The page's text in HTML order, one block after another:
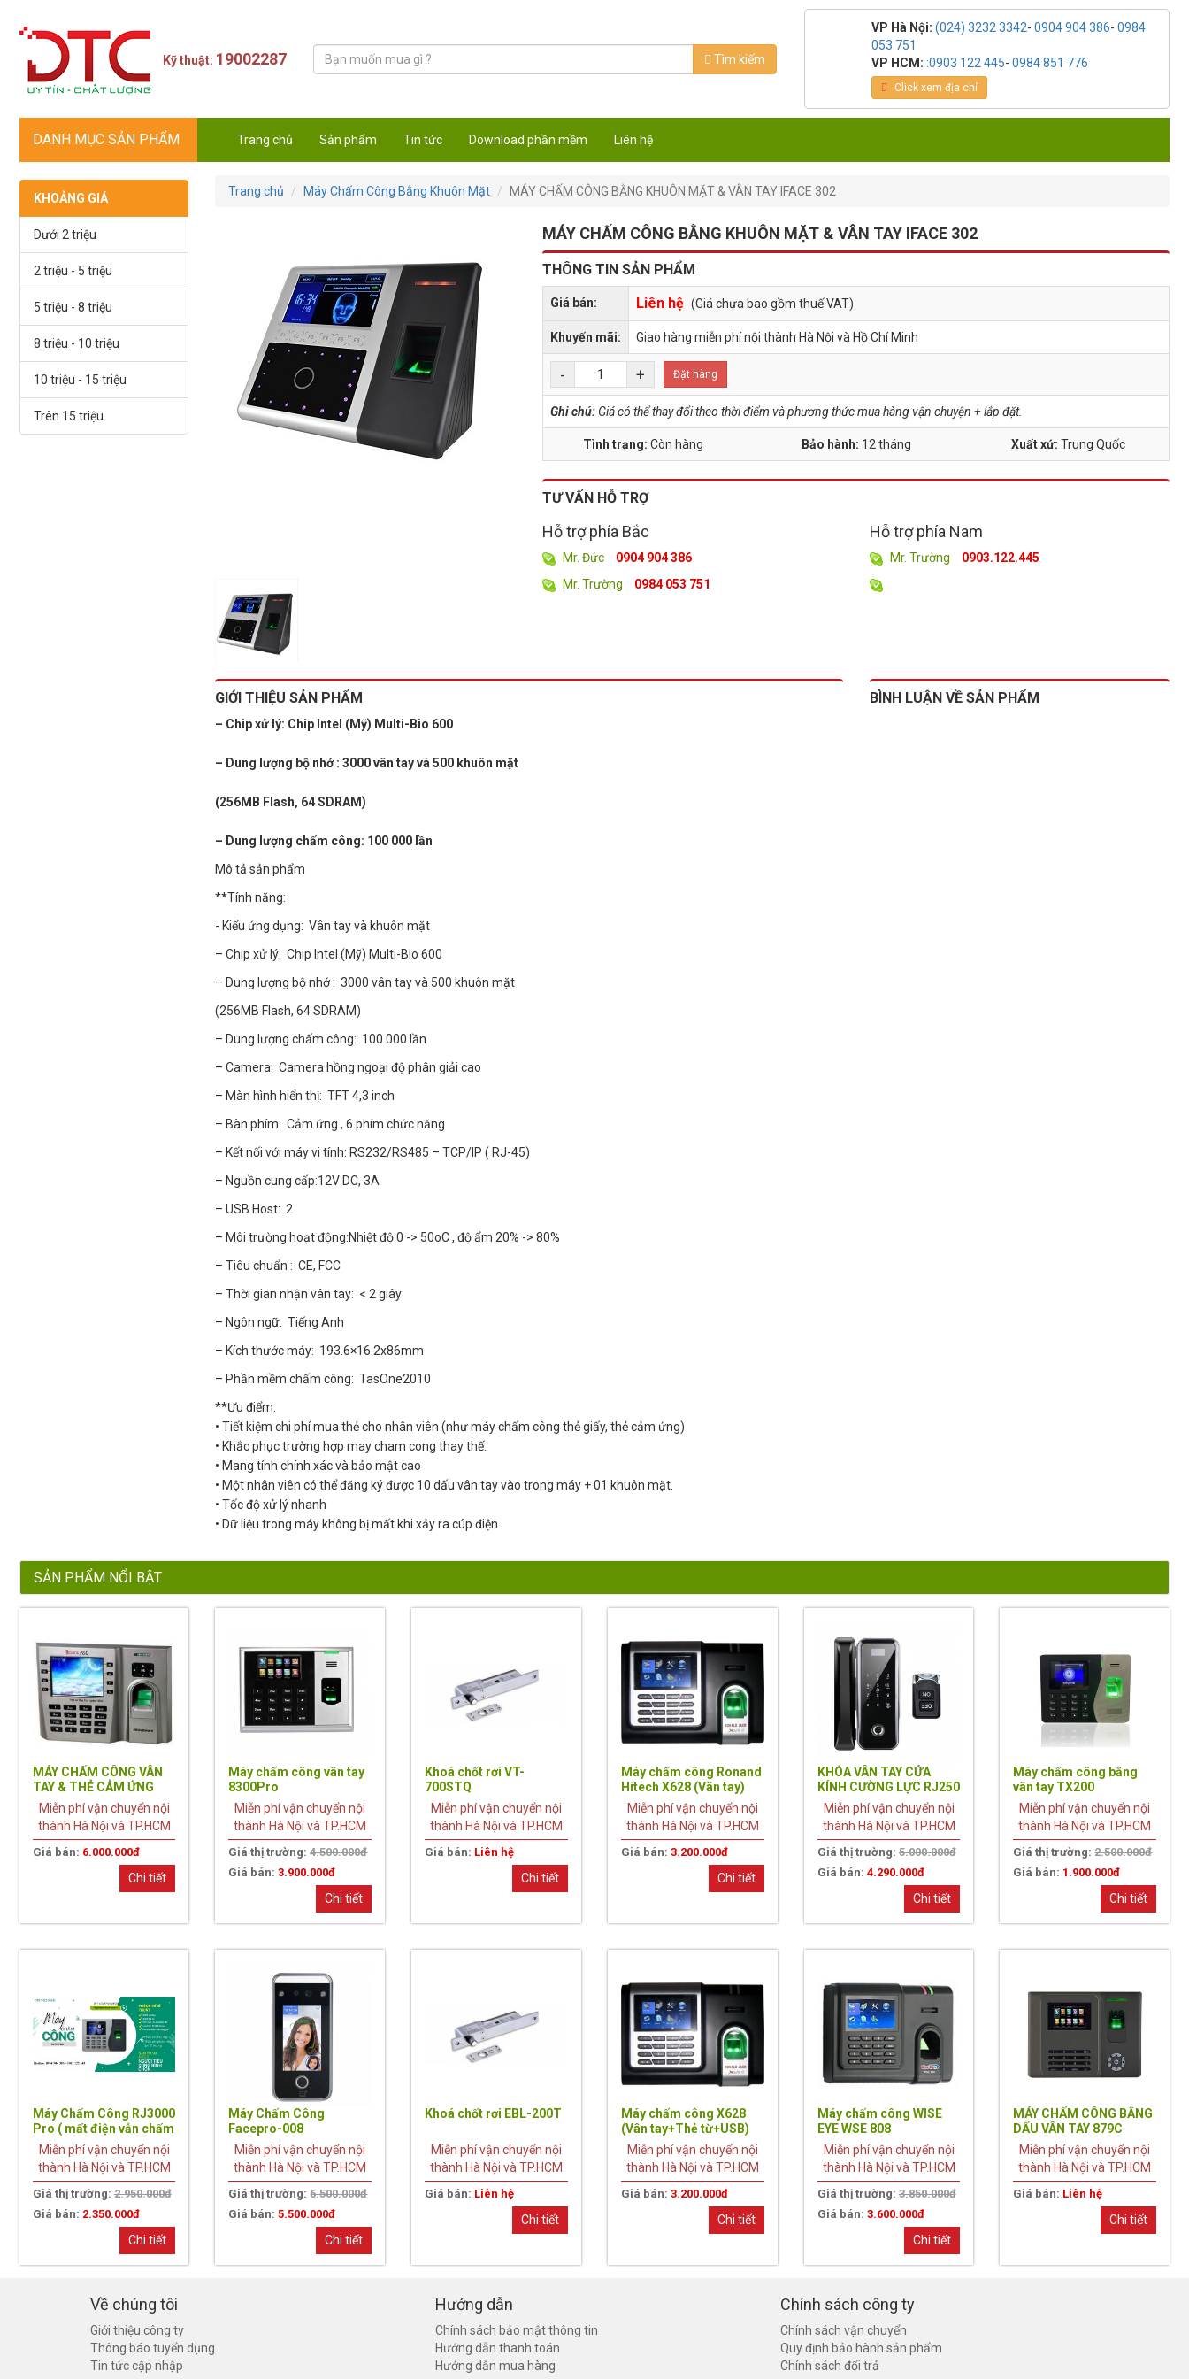
Kỹ thuật: 19002287 Tìm kiếm
VP Hà Nội: (024) 3232 3342- 0904 904 386- 0984
053 751
VP HCM: :0903 122 445- 0984 851 776
Click xem địa chỉ
DANH MỤC SẢN PHẨM Trang chủ Sản phẩm Tin tức Download phần mềm Liên hệ
KHOẢNG GIÁ
Dưới 2 triệu
2 triệu - 5 triệu
5 triệu - 8 triệu
8 triệu - 10 triệu
10 triệu - 15 triệu
Trên 15 triệu
Trang chủ Máy Chấm Công Bằng Khuôn Mặt MÁY CHẤM CÔNG BẰNG KHUÔN MẶT & VÂN TAY IFACE 302
MÁY CHẤM CÔNG BẰNG KHUÔN MẶT & VÂN TAY IFACE 302
THÔNG TIN SẢN PHẨM
Giá bán: Liên hệ (Giá chưa bao gồm thuế VAT)
Khuyến mãi: Giao hàng miễn phí nội thành Hà Nội và Hồ Chí Minh
- + Đặt hàng
Ghi chú: Giá có thể thay đổi theo thời điểm và phương thức mua hàng vận chuyện + lắp đặt.
Tình trạng:Còn hàng Bảo hành: 12 tháng Xuất xứ:Trung Quốc
TƯ VẤN HỖ TRỢ
Hỗ trợ phía Bắc
Mr. Đức
0904 904 386
Mr. Trường
0984 053 751
Hỗ trợ phía Nam
Mr. Trường 0903.122.445
GIỚI THIỆU SẢN PHẨM
– Chip xử lý: Chip Intel (Mỹ) Multi-Bio 600
– Dung lượng bộ nhớ : 3000 vân tay và 500 khuôn mặt
(256MB Flash, 64 SDRAM)
– Dung lượng chấm công: 100 000 lần
Mô tả sản phẩm
**Tính năng:
- Kiểu ứng dụng: Vân tay và khuôn mặt
– Chip xử lý: Chip Intel (Mỹ) Multi-Bio 600
– Dung lượng bộ nhớ : 3000 vân tay và 500 khuôn mặt
(256MB Flash, 64 SDRAM)
– Dung lượng chấm công: 100 000 lần
– Camera: Camera hồng ngoại độ phân giải cao
– Màn hình hiển thị: TFT 4,3 inch
– Bàn phím: Cảm ứng , 6 phím chức năng
– Kết nối với máy vi tính: RS232/RS485 – TCP/IP ( RJ-45)
– Nguồn cung cấp:12V DC, 3A
– USB Host: 2
– Môi trường hoạt động:Nhiệt độ 0 -> 50oC , độ ẩm 20% -> 80%
– Tiêu chuẩn : CE, FCC
– Thời gian nhận vân tay: < 2 giây
– Ngôn ngữ: Tiếng Anh
– Kích thước máy: 193.6×16.2x86mm
– Phần mềm chấm công: TasOne2010
**Ưu điểm:
• Tiết kiệm chi phí mua thẻ cho nhân viên (như máy chấm công thẻ giấy, thẻ cảm ứng)
• Khắc phục trường hợp may cham cong thay thế.
• Mang tính chính xác và bảo mật cao
• Một nhân viên có thể đăng ký được 10 dấu vân tay vào trong máy + 01 khuôn mặt.
• Tốc độ xử lý nhanh
• Dữ liệu trong máy không bị mất khi xảy ra cúp điện.
BÌNH LUẬN VỀ SẢN PHẨM
SẢN PHẨM NỔI BẬT
MÁY CHẤM CÔNG VÂN
TAY & THẺ CẢM ỨNG
ICLOCK 260
Miễn phí vận chuyển nội
thành Hà Nội và TP.HCM
Giá bán: 6.000.000đ
Chi tiết
Máy chấm công vân tay
8300Pro
Miễn phí vận chuyển nội
thành Hà Nội và TP.HCM
Giá thị trường:4.500.000đ
Giá bán:3.900.000đ
Chi tiết
Khoá chốt rơi VT-
700STQ
Miễn phí vận chuyển nội
thành Hà Nội và TP.HCM
Giá bán: Liên hệ
Chi tiết
Máy chấm công Ronand
Hitech X628 (Vân tay)
Miễn phí vận chuyển nội
thành Hà Nội và TP.HCM
Giá bán: 3.200.000đ
Chi tiết
KHÓA VÂN TAY CỬA
KÍNH CƯỜNG LỰC RJ250
Miễn phí vận chuyển nội
thành Hà Nội và TP.HCM
Giá thị trường:5.000.000đ
Giá bán: 4.290.000đ
Chi tiết
Máy chấm công bằng
vân tay TX200
Miễn phí vận chuyển nội
thành Hà Nội và TP.HCM
Giá thị trường:2.500.000đ
Giá bán: 1.900.000đ
Chi tiết
Máy Chấm Công RJ3000
Pro ( mất điện vẫn chấm
được )
Miễn phí vận chuyển nội
thành Hà Nội và TP.HCM
Giá thị trường:2.950.000đ
Giá bán: 2.350.000đ
Chi tiết
Máy Chấm Công
Facepro-008
Miễn phí vận chuyển nội
thành Hà Nội và TP.HCM
Giá thị trường:6.500.000đ
Giá bán:5.500.000đ
Chi tiết
Khoá chốt rơi EBL-200T
Miễn phí vận chuyển nội
thành Hà Nội và TP.HCM
Giá bán: Liên hệ
Chi tiết
Máy chấm công X628
(Vân tay+Thẻ từ+USB)
Miễn phí vận chuyển nội
thành Hà Nội và TP.HCM
Giá bán: 3.200.000đ
Chi tiết
Máy chấm công WISE
EYE WSE 808
Miễn phí vận chuyển nội
thành Hà Nội và TP.HCM
Giá thị trường:3.850.000đ
Giá bán: 3.600.000đ
Chi tiết
MÁY CHẤM CÔNG BẰNG
DẤU VÂN TAY 879C
Miễn phí vận chuyển nội
thành Hà Nội và TP.HCM
Giá bán: Liên hệ
Chi tiết
Về chúng tôi
Giới thiệu công ty
Thông báo tuyển dụng
Tin tức cập nhập
Hướng dẫn
Chính sách bảo mật thông tin
Hướng dẫn thanh toán
Hướng dẫn mua hàng
Chính sách công ty
Chính sách vận chuyển
Quy định bảo hành sản phẩm
Chính sách đổi trả